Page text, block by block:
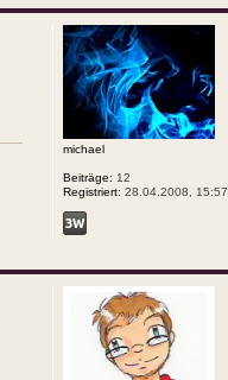
michael
Beiträge: 12
Registriert: 28.04.2008, 15:57